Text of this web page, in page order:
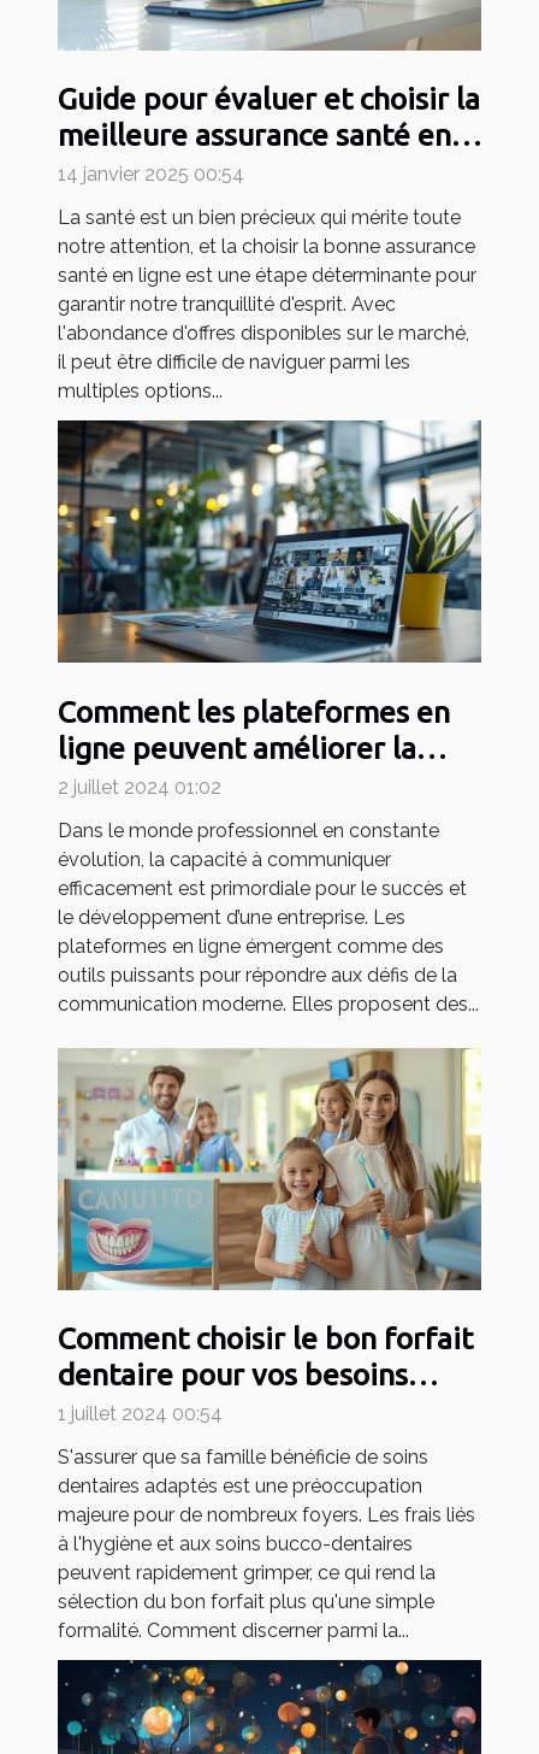
Guide pour évaluer et choisir la
meilleure assurance santé en
ligne
14 janvier 2025 00:54
La santé est un bien précieux qui mérite toute
notre attention, et la choisir la bonne assurance
santé en ligne est une étape déterminante pour
garantir notre tranquillité d'esprit. Avec
l'abondance d'offres disponibles sur le marché,
il peut être difficile de naviguer parmi les
multiples options...
Comment les plateformes en
ligne peuvent améliorer la
communication en entreprise
2 juillet 2024 01:02
Dans le monde professionnel en constante
évolution, la capacité à communiquer
efficacement est primordiale pour le succès et
le développement d’une entreprise. Les
plateformes en ligne émergent comme des
outils puissants pour répondre aux défis de la
communication moderne. Elles proposent des...
Comment choisir le bon forfait
dentaire pour vos besoins
familiaux
1 juillet 2024 00:54
S'assurer que sa famille bénéficie de soins
dentaires adaptés est une préoccupation
majeure pour de nombreux foyers. Les frais liés
à l'hygiène et aux soins bucco-dentaires
peuvent rapidement grimper, ce qui rend la
sélection du bon forfait plus qu'une simple
formalité. Comment discerner parmi la...